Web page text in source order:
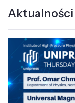
Aktualności